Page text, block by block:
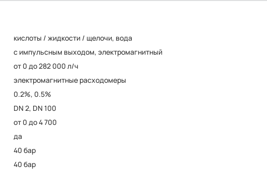
кислоты / жидкости / щелочи, вода
с импульсным выходом, электромагнитный
от 0 до 282 000 л/ч
электромагнитные расходомеры
0.2%, 0.5%
DN 2, DN 100
от 0 до 4 700
да
40 бар
40 бар